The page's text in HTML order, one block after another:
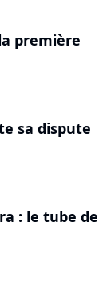
première
sa dispute
: le tube de